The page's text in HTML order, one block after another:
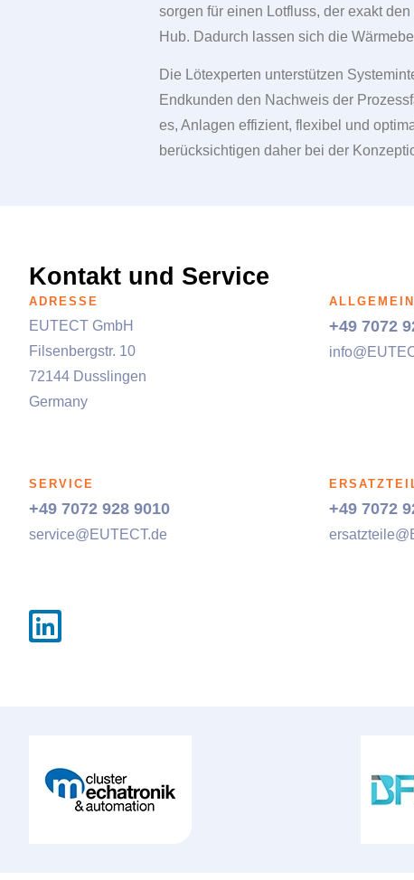
sorgen für einen Lotfluss, der exakt
Hub. Dadurch lassen sich die
Die Lötexperten unterstützen
Endkunden den Nachweis der
es, Anlagen effizient, flexibel und
berücksichtigen daher bei der
Kontakt und Service
ADRESSE
EUTECT GmbH
Filsenbergstr. 10
72144 Dusslingen
Germany
+49 7072
info@
SERVICE
+49 7072 928 9010
service@EUTECT.de
+49 7072
ersatzteile@